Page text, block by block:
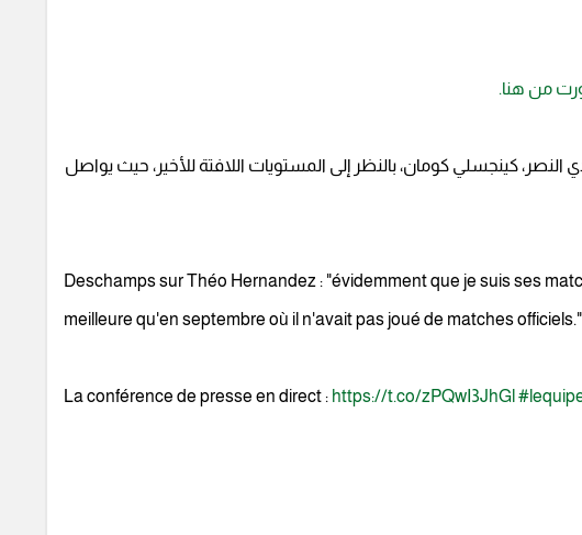
من هنا.
كينجسلي كومان، بالنظر إلى المستويات اللافتة للأخير، حيث يواصل
Deschamps sur Théo Hernandez : "évidemment que je suis ses
meilleure qu'en septembre où il n'avait pas joué de matches officiels."
La conférence de presse en direct : https://t.co/zPQwI3JhGl